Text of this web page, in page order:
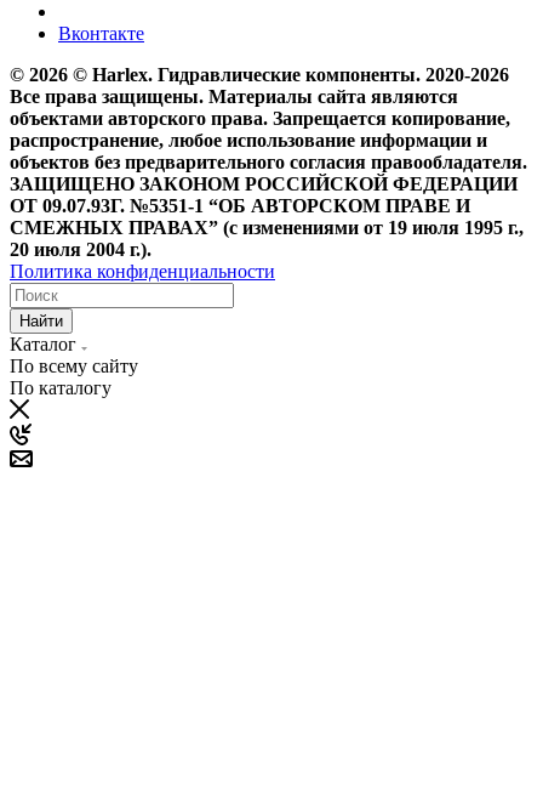
Вконтакте
© 2026 © Harlex. Гидравлические компоненты. 2020-2026
Все права защищены. Материалы сайта являются
объектами авторского права. Запрещается копирование,
распространение, любое использование информации и
объектов без предварительного согласия правообладателя.
ЗАЩИЩЕНО ЗАКОНОМ РОССИЙСКОЙ ФЕДЕРАЦИИ
ОТ 09.07.93Г. №5351-1 “ОБ АВТОРСКОМ ПРАВЕ И
СМЕЖНЫХ ПРАВАХ” (с изменениями от 19 июля 1995 г.,
20 июля 2004 г.).
Политика конфиденциальности
Найти
Каталог
По всему сайту
По каталогу